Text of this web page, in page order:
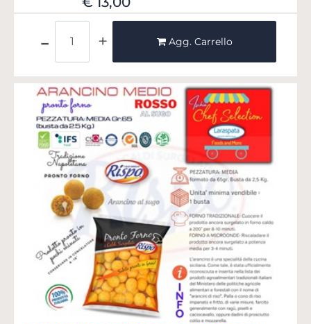
Agg. Carrello